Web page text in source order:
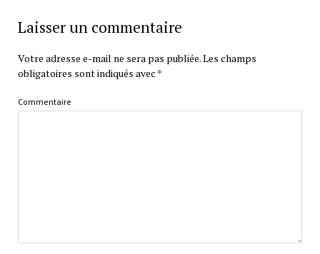
Laisser un commentaire
Votre adresse e-mail ne sera pas publiée.Les champs
obligatoires sont indiqués avec *
Commentaire